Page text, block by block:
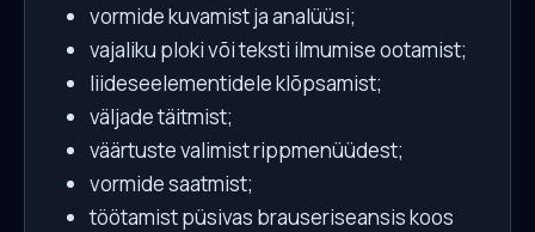
vormide kuvamist ja analüüsi;
vajaliku ploki või teksti ilmumise ootamist;
liideseelementidele klõpsamist;
väljade täitmist;
väärtuste valimist rippmenüüdest;
vormide saatmist;
töötamist püsivas brauseriseansis koos